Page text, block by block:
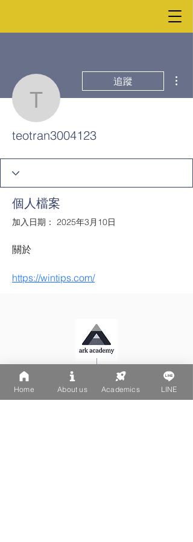
teotran3004123
追蹤
teotran3004123
個人檔案
加入日期： 2025年3月10日
關於
https://wintips.com/
LINE: @502fvguc
Home About us Academics LINE